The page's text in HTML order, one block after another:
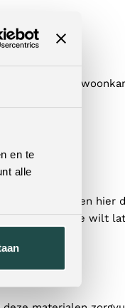
en te
alle
creëren in de
meubels maken hier
en wat je wilt